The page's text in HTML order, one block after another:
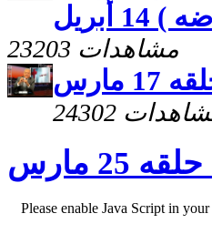
23203 مشاهدات
مشاهدات
مارس
Please enable Java Script in